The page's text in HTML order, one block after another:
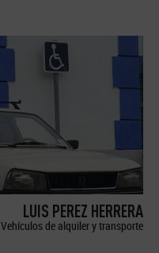
LUIS PEREZ HERRERA
Vehículos de alquiler y transporte